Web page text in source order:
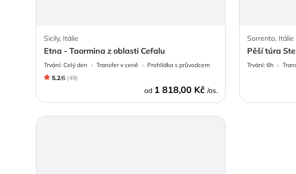
Sicily, Itálie
Etna - Taormina z oblasti Cefalu
Trvání: Celý den Transfer v ceně
Prohlídka s průvodcem
5.2/6 (49)
od 1 818,00 Kč /os.
Sorrento, Itálie
Pěší túra
Trvání: 6h